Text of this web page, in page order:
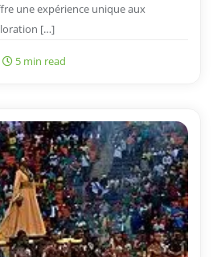
une expérience unique aux
[…]
5 min read